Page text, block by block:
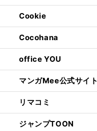
Cookie
Cocohana
office YOU
マンガMee公式サイト
リマコミ
ジャンプTOON